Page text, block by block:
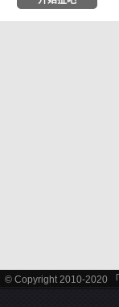
© Copyright 2010-2020 「